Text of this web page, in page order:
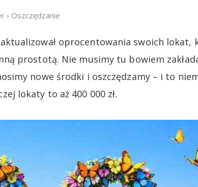
› Oszczędzanie
oprocentowania swoich lokat,
prostotą. Nie musimy tu bowiem
nowe środki i oszczędzamy – i to
lokaty to aż 400 000 zł.